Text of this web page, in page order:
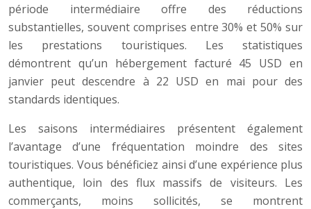
période intermédiaire offre des réductions
substantielles, souvent comprises entre 30% et 50% sur
les prestations touristiques. Les statistiques
démontrent qu’un hébergement facturé 45 USD en
janvier peut descendre à 22 USD en mai pour des
standards identiques.
Les saisons intermédiaires présentent également
l’avantage d’une fréquentation moindre des sites
touristiques. Vous bénéficiez ainsi d’une expérience plus
authentique, loin des flux massifs de visiteurs. Les
commerçants, moins sollicités, se montrent